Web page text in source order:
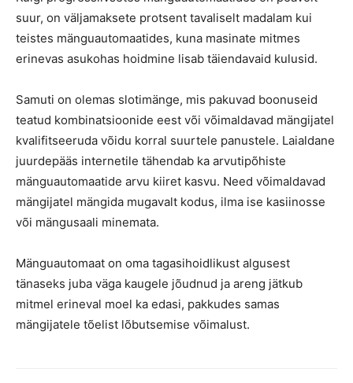
suur, on väljamaksete protsent tavaliselt madalam kui
teistes mänguautomaatides, kuna masinate mitmes
erinevas asukohas hoidmine lisab täiendavaid kulusid.
Samuti on olemas slotimänge, mis pakuvad boonuseid
teatud kombinatsioonide eest või võimaldavad mängijatel
kvalifitseeruda võidu korral suurtele panustele. Laialdane
juurdepääs internetile tähendab ka arvutipõhiste
mänguautomaatide arvu kiiret kasvu. Need võimaldavad
mängijatel mängida mugavalt kodus, ilma ise kasiinosse
või mängusaali minemata.
Mänguautomaat on oma tagasihoidlikust algusest
tänaseks juba väga kaugele jõudnud ja areng jätkub
mitmel erineval moel ka edasi, pakkudes samas
mängijatele tõelist lõbutsemise võimalust.